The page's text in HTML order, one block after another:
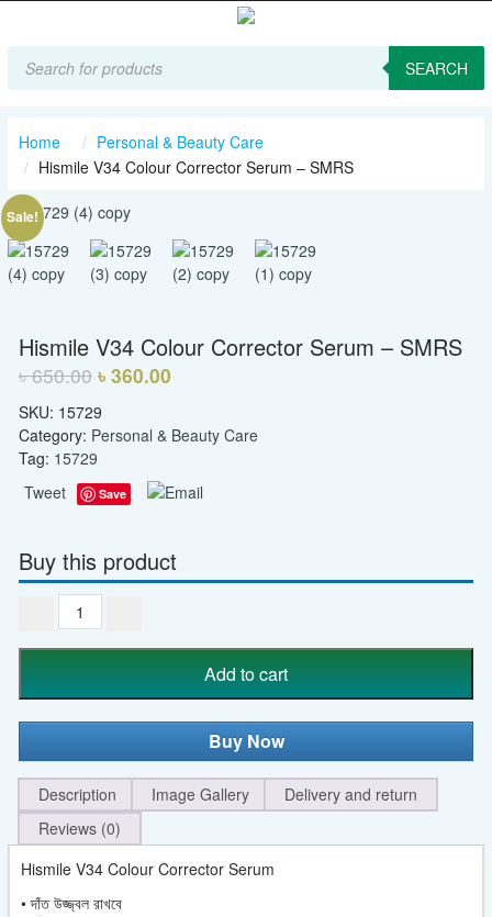
search SEARCH
Home
Personal & Beauty Care
Hismile V34 Colour Corrector Serum – SMRS
Sale!
Hismile V34 Colour Corrector Serum – SMRS
৳650.00 ৳ 360.00
SKU: 15729
Category: Personal & Beauty Care
Tag: 15729
Tweet
Save
Buy this product
Hismile
V34
Colour
Serum
-
quantity
Add to cart
Buy Now
Description Image Gallery
Delivery and return
Reviews (0)
Hismile V34 Colour Corrector Serum
• দাঁত উজ্জ্বল রাখবে